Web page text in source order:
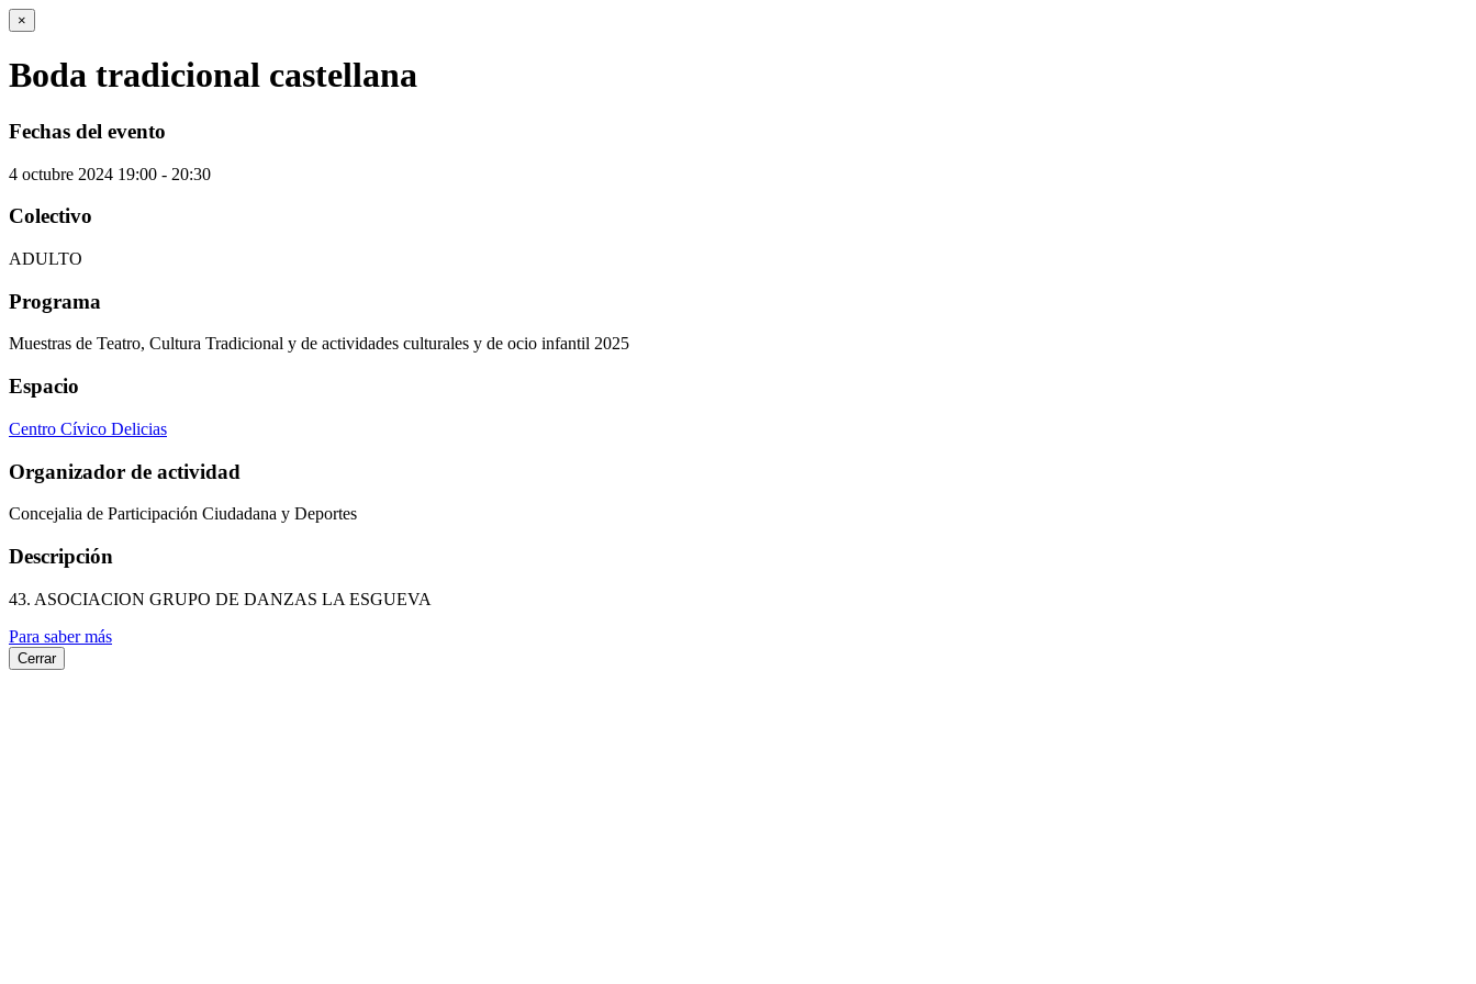
×
Boda tradicional castellana
Fechas del evento
4 octubre 2024 19:00 - 20:30
Colectivo
ADULTO
Programa
Muestras de Teatro, Cultura Tradicional y de actividades culturales y de ocio infantil 2025
Espacio
Centro Cívico Delicias
Organizador de actividad
Concejalia de Participación Ciudadana y Deportes
Descripción
43. ASOCIACION GRUPO DE DANZAS LA ESGUEVA
Para saber más
Cerrar